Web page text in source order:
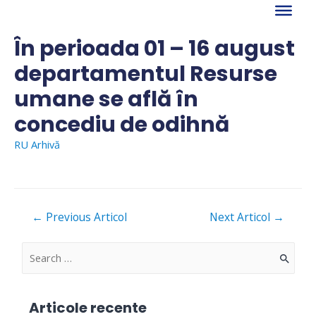
contentÎn perioada 01 – 16 august
departamentul Resurse
umane se află în
concediu de odihnă
RU Arhivă
Navigare
← Previous Articol Next Articol →
S
Articole recente